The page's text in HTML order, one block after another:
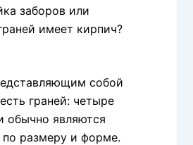
заборов или
имеет кирпич?
собой
граней: четыре
обычно являются
размеру и форме.